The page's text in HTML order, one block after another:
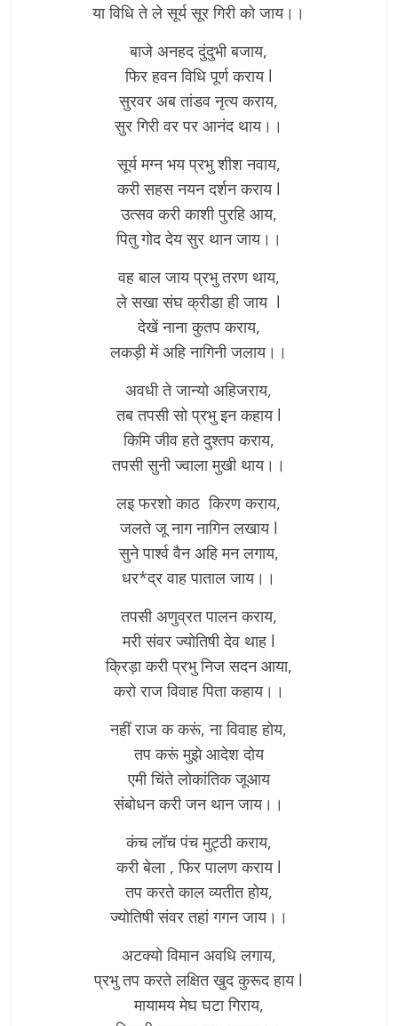
या विधि ते ले सूर्य सूर गिरी को जाय।।
बाजे अनहद दुंदुभी बजाय,
फिर हवन विधि पूर्ण कराय l
सुरवर अब तांडव नृत्य कराय,
सुर गिरी वर पर आनंद थाय।।
सूर्य मग्न भय प्रभु शीश नवाय,
करी सहस नयन दर्शन कराय l
उत्सव करी काशी पुरहि आय,
पितु गोद देय सुर थान जाय।।
वह बाल जाय प्रभु तरण थाय,
ले सखा संघ क्रीडा ही जाय l
देखें नाना कुतप कराय,
लकड़ी में अहि नागिनी जलाय।।
अवधी ते जान्यो अहिजराय,
तब तपसी सो प्रभु इन कहाय l
किमि जीव हते दुश्तप कराय,
तपसी सुनी ज्वाला मुखी थाय।।
लइ फरशो काठ किरण कराय,
जलते जू नाग नागिन लखाय l
सुने पार्श्व वैन अहि मन लगाय,
धर*द्र वाह पाताल जाय।।
तपसी अणुव्रत पालन कराय,
मरी संवर ज्योतिषी देव थाह l
क्रिड़ा करी प्रभु निज सदन आया,
करो राज विवाह पिता कहाय।।
नहीं राज क करूं, ना विवाह होय,
तप करूं मुझे आदेश दोय
एमी चिंते लोकांतिक जूआय
संबोधन करी जन थान जाय।।
कंच लॉच पंच मुट्ठी कराय,
करी बेला , फिर पालण कराय l
तप करते काल व्यतीत होय,
ज्योतिषी संवर तहां गगन जाय।।
अटक्यो विमान अवधि लगाय,
प्रभु तप करते लक्षित खुद कुरूद हाय l
मायामय मेघ घटा गिराय,